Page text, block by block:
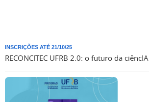
INSCRIÇÕES ATÉ 21/10/25
RECONCITEC UFRB 2.0: o futuro da ciêncIA